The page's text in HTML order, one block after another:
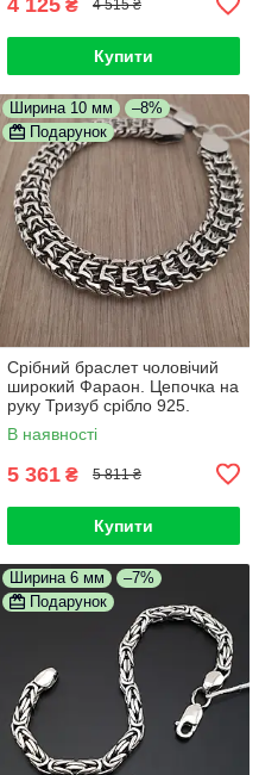
₴ 4 515 ₴
Купити
Ширина 10 мм
–8%
Подарунок
Срібний браслет чоловічий
широкий Фараон. Цепочка на
руку Тризуб срібло 925.
Ширина 10 мм. 20 см
В наявності
5 361 ₴ 5 811 ₴
Купити
Ширина 6 мм
–7%
Подарунок